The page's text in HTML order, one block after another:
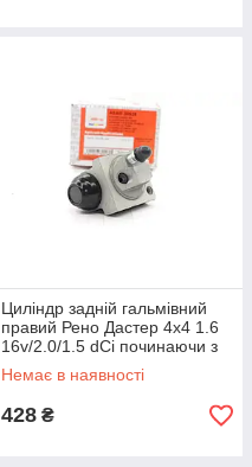
Циліндр задній гальмівний
правий Рено Дастер 4x4 1.6
16v/2.0/1.5 dCi починаючи з
2011 LI ASAM (Румунія)
30928
Немає в наявності
428 ₴